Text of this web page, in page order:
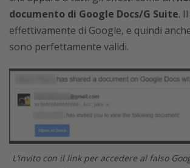
documento di Google Docs/G Suite.
effettivamente di Google, e quindi
sono perfettamente validi.
L’invito con il link per accedere al falso Google Docs è